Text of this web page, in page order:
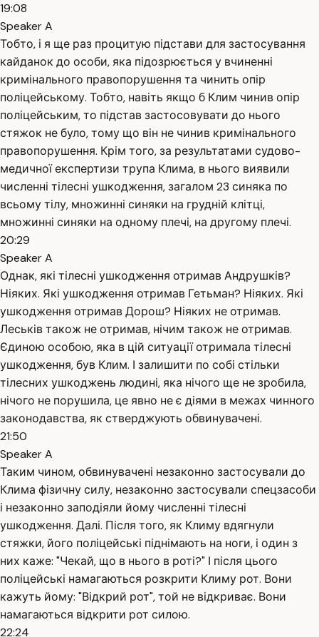
19:08
Speaker A
Тобто, і я ще раз процитую підстави для застосування
кайданок до особи, яка підозрюється у вчиненні
кримінального правопорушення та чинить опір
поліцейському. Тобто, навіть якщо б Клим чинив опір
поліцейським, то підстав застосовувати до нього
стяжок не було, тому що він не чинив кримінального
правопорушення. Крім того, за результатами судово-
медичної експертизи трупа Клима, в нього виявили
численні тілесні ушкодження, загалом 23 синяка по
всьому тілу, множинні синяки на грудній клітці,
множинні синяки на одному плечі, на другому плечі.
20:29
Speaker A
Однак, які тілесні ушкодження отримав Андрушків?
Ніяких. Які ушкодження отримав Гетьман? Ніяких. Які
ушкодження отримав Дорош? Ніяких не отримав.
Леськів також не отримав, нічим також не отримав.
Єдиною особою, яка в цій ситуації отримала тілесні
ушкодження, був Клим. І залишити по собі стільки
тілесних ушкоджень людині, яка нічого ще не зробила,
нічого не порушила, це явно не є діями в межах чинного
законодавства, як стверджують обвинувачені.
21:50
Speaker A
Таким чином, обвинувачені незаконно застосували до
Клима фізичну силу, незаконно застосували спецзасоби
і незаконно заподіяли йому численні тілесні
ушкодження. Далі. Після того, як Климу вдягнули
стяжки, його поліцейські піднімають на ноги, і один з
них каже: "Чекай, що в нього в роті?" І після цього
поліцейські намагаються розкрити Климу рот. Вони
кажуть йому: "Відкрий рот", той не відкриває. Вони
намагаються відкрити рот силою.
22:24